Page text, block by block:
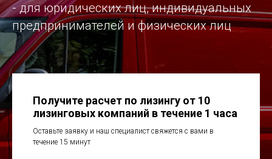
- для юридических лиц, индивидуальных
предпринимателей и физических лиц
Получите расчет по лизингу от 10
лизинговых компаний в течение 1 часа
Оставьте заявку и наш специалист свяжется с вами в
течение 15 минут